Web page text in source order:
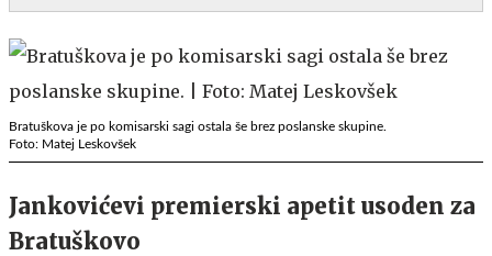
Bratuškova je po komisarski sagi ostala še brez poslanske skupine.
Foto: Matej Leskovšek
Jankovićevi premierski apetit usoden za
Bratuškovo